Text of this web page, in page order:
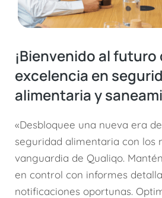
¡Bienvenido al futuro
excelencia en
alimentaria y
«Desbloquee una nueva era
seguridad alimentaria con los
vanguardia de Qualiqo.
en control con informes
notificaciones oportunas.